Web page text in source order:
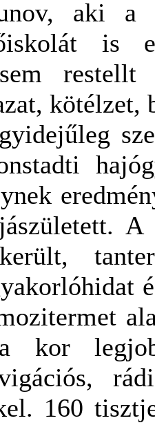
aki a
is
restellt
kötélzet,
kor
160